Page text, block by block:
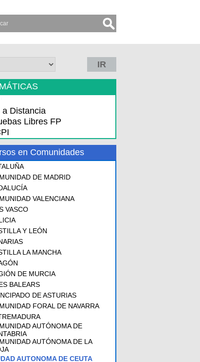
IR
a Distancia
Libres FP
en Comunidades
DE MADRID
VALENCIANA
VASCO
Y LEÓN
LA MANCHA
DE MURCIA
BALEARS
DE ASTURIAS
FORAL DE NAVARRA
AUTÓNOMA DE
AUTÓNOMA DE LA
AUTONOMA DE CEUTA